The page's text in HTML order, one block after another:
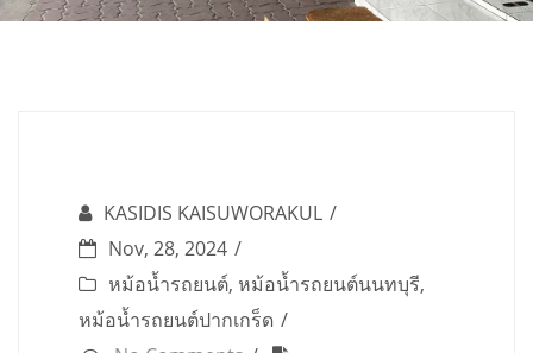
KASIDIS KAISUWORAKUL
Nov, 28, 2024
หม้อน้ำรถยนต์, หม้อน้ำรถยนต์นนทบุรี,
หม้อน้ำรถยนต์ปากเกร็ด